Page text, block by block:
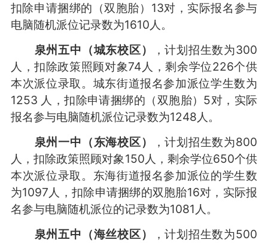
扣除申请捆绑的（双胞胎）13对，实际报名参与
电脑随机派位记录数为1610人。
泉州五中（城东校区）
，计划招生数为300
人，扣除政策照顾对象74人，剩余学位226个供
本次派位录取。城东街道报名参加派位学生数为
1253 人，扣除申请捆绑的（双胞胎）5对，实际
报名参与电脑随机派位记录数为1248人。
泉州一中（东海校区）
，计划招生数为800
人，扣除政策照顾对象150人，剩余学位650个供
本次派位录取。东海街道报名参加派位的学生数
为1097人，扣除申请捆绑的双胞胎16对，实际报
名参与电脑随机派位的记录数为1081人。
泉州五中（海丝校区）
，计划招生数为500